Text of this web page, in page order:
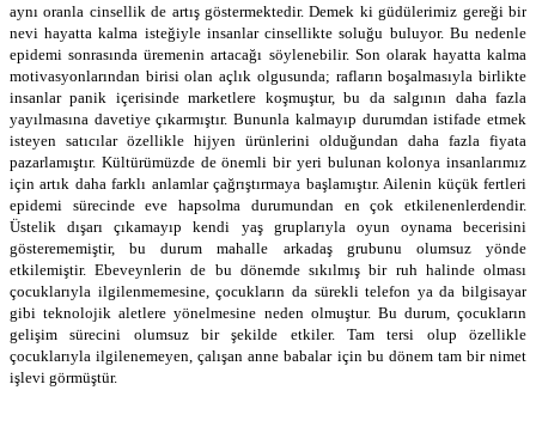
aynı oranla cinsellik de artış göstermektedir. Demek ki güdülerimiz gereği bir
nevi hayatta kalma isteğiyle insanlar cinsellikte soluğu buluyor. Bu nedenle
epidemi sonrasında üremenin artacağı söylenebilir. Son olarak hayatta kalma
motivasyonlarından birisi olan açlık olgusunda; rafların boşalmasıyla birlikte
insanlar panik içerisinde marketlere koşmuştur, bu da salgının daha fazla
yayılmasına davetiye çıkarmıştır. Bununla kalmayıp durumdan istifade etmek
isteyen satıcılar özellikle hijyen ürünlerini olduğundan daha fazla fiyata
pazarlamıştır. Kültürümüzde de önemli bir yeri bulunan kolonya insanlarımız
için artık daha farklı anlamlar çağrıştırmaya başlamıştır. Ailenin küçük fertleri
epidemi sürecinde eve hapsolma durumundan en çok etkilenenlerdendir.
Üstelik dışarı çıkamayıp kendi yaş gruplarıyla oyun oynama becerisini
gösterememiştir, bu durum mahalle arkadaş grubunu olumsuz yönde
etkilemiştir. Ebeveynlerin de bu dönemde sıkılmış bir ruh halinde olması
çocuklarıyla ilgilenmemesine, çocukların da sürekli telefon ya da bilgisayar
gibi teknolojik aletlere yönelmesine neden olmuştur. Bu durum, çocukların
gelişim sürecini olumsuz bir şekilde etkiler. Tam tersi olup özellikle
çocuklarıyla ilgilenemeyen, çalışan anne babalar için bu dönem tam bir nimet
işlevi görmüştür.